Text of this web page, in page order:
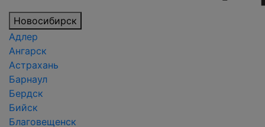
Новосибирск
Адлер
Ангарск
Астрахань
Барнаул
Бердск
Бийск
Благовещенск